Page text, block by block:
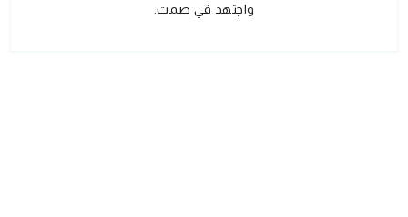
واجتهد في صمت.